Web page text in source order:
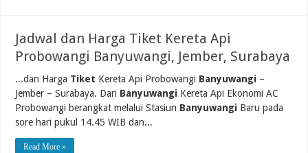
Jadwal dan Harga Tiket Kereta Api
Probowangi Banyuwangi, Jember, Surabaya
...dan Harga Tiket Kereta Api Probowangi Banyuwangi –
Jember – Surabaya. Dari Banyuwangi Kereta Api Ekonomi AC
Probowangi berangkat melalui Stasiun Banyuwangi Baru pada
sore hari pukul 14.45 WIB dan...
Read More »